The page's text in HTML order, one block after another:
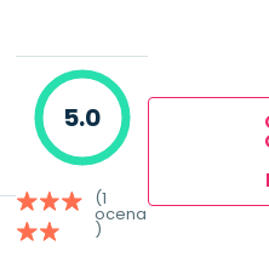
5.0
(1
ocena
)